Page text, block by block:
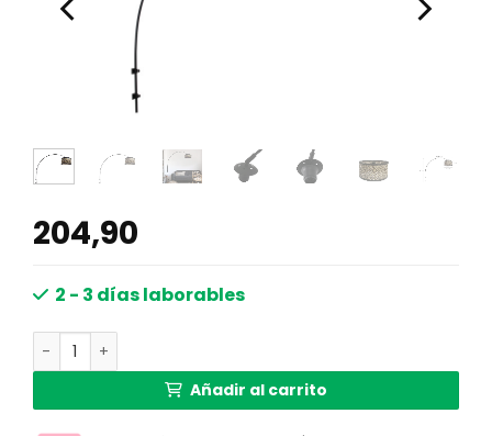
204,90
2 - 3 días laborables
Lámpara de pared en forma de arco con pantalla de
Añadir al carrito